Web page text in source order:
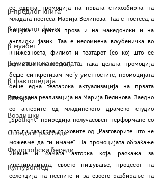
β-предлог книга
β-предлог филм
β-муабет
β-уметник на неделата
β-фактопедија
Бисери
Воздишки
Огледи и разгледи
Философски беседи
Културоглед
се одржа промоција на првата стихозбирка на
младата поетеса Марија Велинова. Таа е поетеса, а
пишува и кратка проза и на македонски и на
англиски јазик. Таа е несомнена вљубеничка во
книжевноста, филмот и театарот (со кој што се
занимава аматерски), па така целата промоција
беше синкретизам меѓу уметностите, промоцијата
беше една театарска актуализација на првата
стихувана реализација на Марија Велинова. Заедно
со актерите од младинското драмско студио
„Spotlight“ приредија получасовен перформанс со
што ги разиграа стиховите од „Разговорите што не
можевме да ги имаме“. На промоцијата обраќање
имаше и самата авторка која раскажа за
инспирацијата, своето пишување, процесот на
селекција на песните и за своето разбирање на